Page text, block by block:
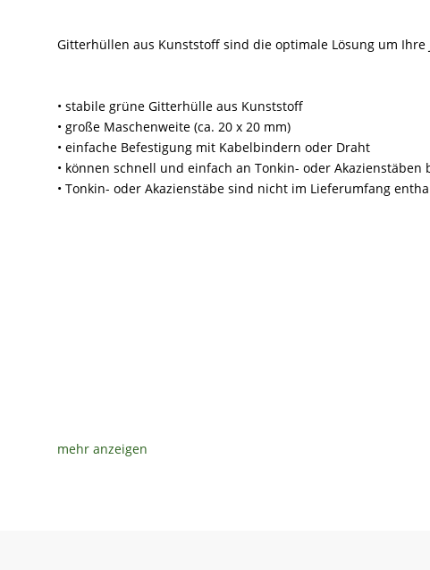
Gitterhüllen aus Kunststoff sind die optimale Lösung um
• stabile grüne Gitterhülle aus Kunststoff
• große Maschenweite (ca. 20 x 20 mm)
• einfache Befestigung mit Kabelbindern oder Draht
• können schnell und einfach an Tonkin- oder Akazienstäben
• Tonkin- oder Akazienstäbe sind nicht im Lieferumfang